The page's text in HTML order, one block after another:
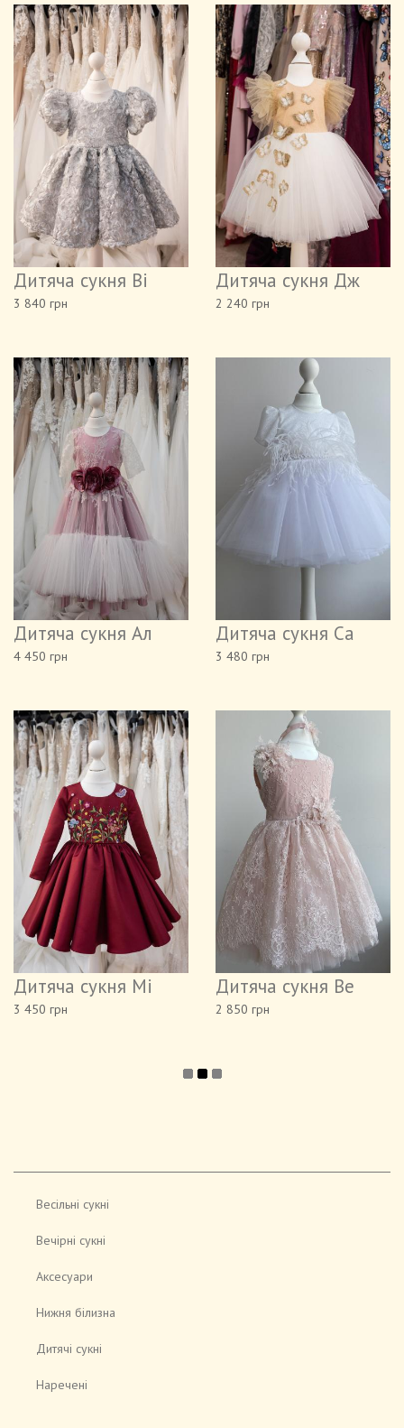
Дитяча сукня Ві
3 840 грн
Дитяча сукня Дж
2 240 грн
Дитяча сукня Ал
4 450 грн
Дитяча сукня Ca
3 480 грн
Дитяча сукня Мі
3 450 грн
Дитяча сукня Be
2 850 грн
Весільні сукні
Вечірні сукні
Аксесуари
Нижня білизна
Дитячі сукні
Наречені